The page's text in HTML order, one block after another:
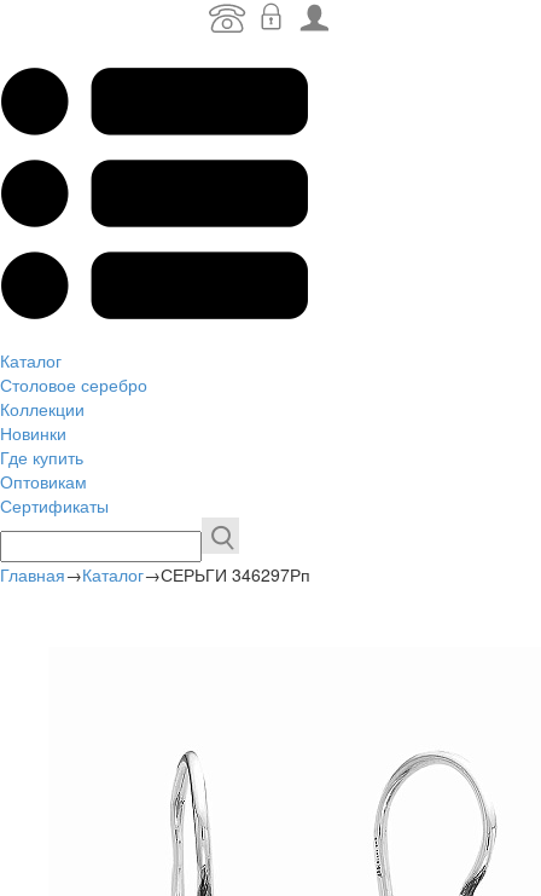
Каталог
Столовое серебро
Коллекции
Новинки
Где купить
Оптовикам
Сертификаты
Главная→Каталог→СЕРЬГИ 346297Рп